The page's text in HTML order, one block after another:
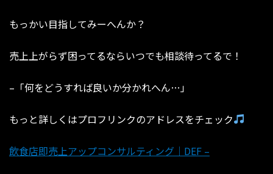
もっかい目指してみーへんか？
売上上がらず困ってるならいつでも相談待ってるで！
–「何をどうすれば良いか分かれへん…」⁡⁡⁡⁡⁡⁡⁡⁡⁡⁡⁡⁡⁡⁡⁡⁡⁡⁡⁡
もっと詳しくはプロフリンクのアドレスをチェック
飲食店即売上アップコンサルティング｜DEF –